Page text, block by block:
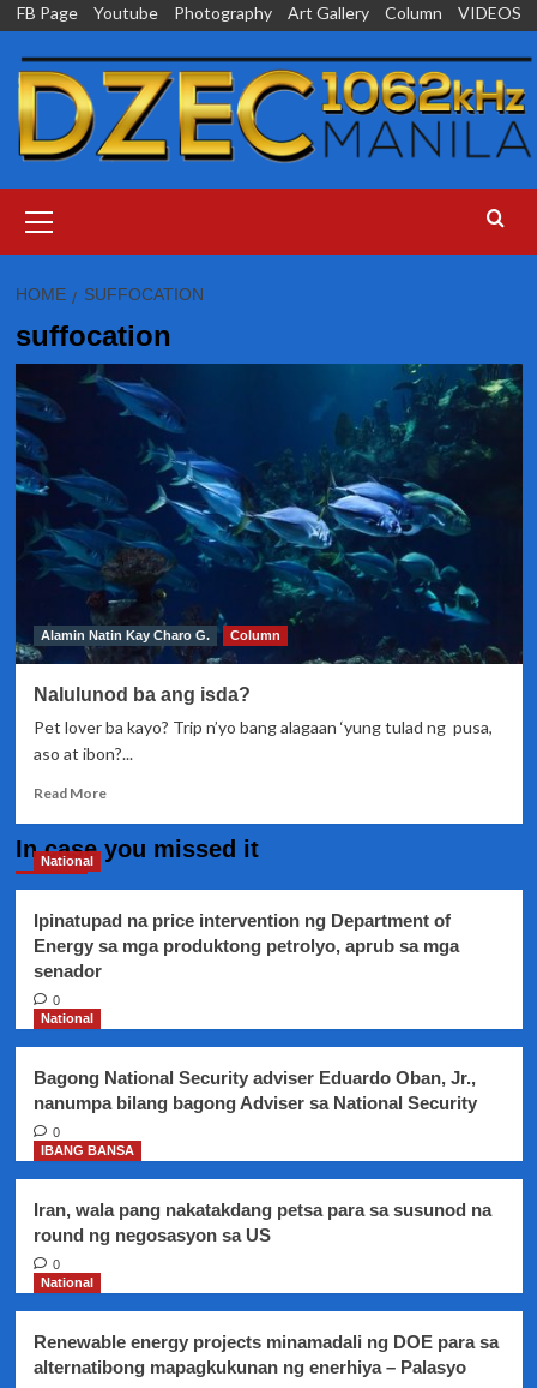
Skip
content
FB Page Youtube Photography Art Gallery Column VIDEOS
Menu
HOME SUFFOCATION
suffocation
Alamin Natin Kay Charo G. Column
Nalulunod ba ang isda?
Pet lover ba kayo? Trip n’yo bang alagaan ‘yung tulad ng pusa,
aso at ibon?...
Read MoreRead
Nalulunod
isda?
In case you missed it
National
Ipinatupad na price intervention ng Department of
Energy sa mga produktong petrolyo, aprub sa mga
senador
0
National
Bagong National Security adviser Eduardo Oban, Jr.,
nanumpa bilang bagong Adviser sa National Security
0
IBANG BANSA
Iran, wala pang nakatakdang petsa para sa susunod na
round ng negosasyon sa US
0
National
Renewable energy projects minamadali ng DOE para sa
alternatibong mapagkukunan ng enerhiya – Palasyo